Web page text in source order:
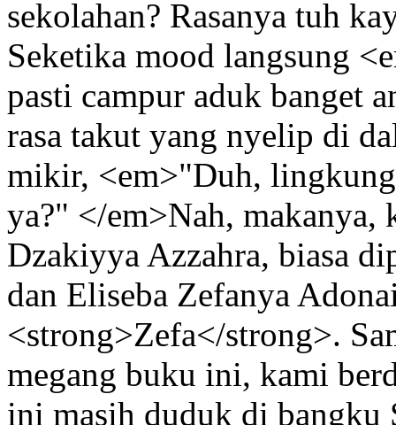
sekolahan? Rasanya tuh
Seketika mood langsung
pasti campur aduk banget
rasa takut yang nyelip di
mikir, <em>"Duh,
ya?" </em>Nah, makanya,
Dzakiyya Azzahra, biasa
dan Eliseba Zefanya
<strong>Zefa</strong>.
megang buku ini, kami
ini masih duduk di bangku